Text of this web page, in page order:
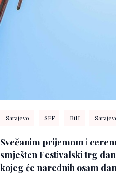
Sarajevo SFF BiH
Svečanim prijemom i
smješten Festivalski trg
kojeg će narednih osam